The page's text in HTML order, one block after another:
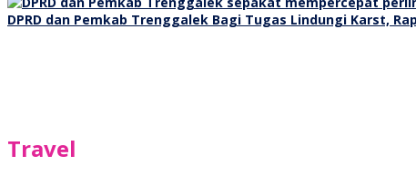
DPRD dan Pemkab Trenggalek Bagi Tugas Lindungi Karst,
Travel